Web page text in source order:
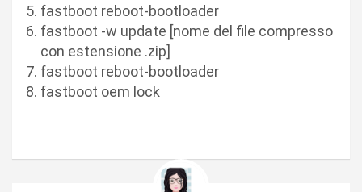
fastboot reboot-bootloader
fastboot -w update [nome del file compresso
con estensione .zip]
fastboot reboot-bootloader
fastboot oem lock